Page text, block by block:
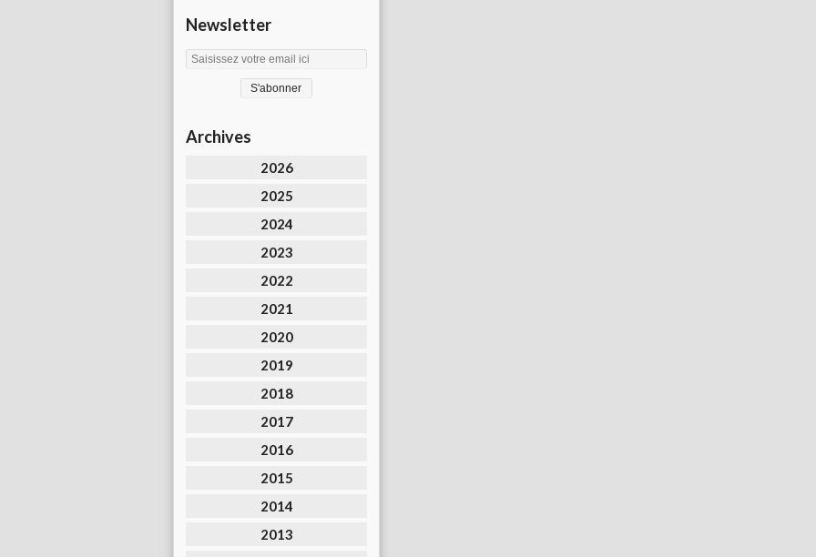
Newsletter
Archives
2026
2025
2024
2023
2022
2021
2020
2019
2018
2017
2016
2015
2014
2013